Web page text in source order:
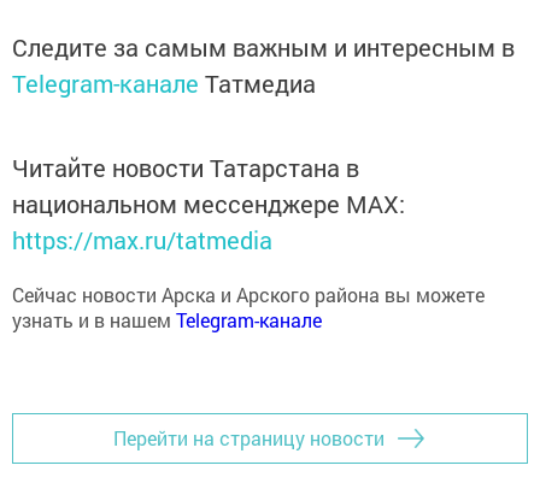
Telegram-каналеТатмедиа
Читайте новости Татарстана в
национальном мессенджере MАХ:
https://max.ru/tatmedia
узнать и в нашемTelegram-канале
Перейти на страницу новости